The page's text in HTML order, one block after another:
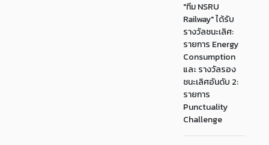
"ทีม NSRU
Railway" ได้รับ
รางวัลชนะเลิศ:
รายการ Energy
Consumption
และ รางวัลรอง
ชนะเลิศอันดับ 2:
รายการ
Punctuality
Challenge